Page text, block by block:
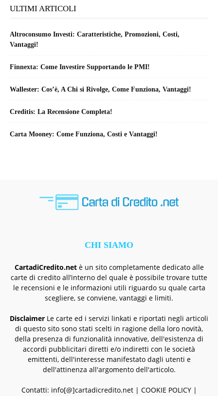
ULTIMI ARTICOLI
Altroconsumo Investi: Caratteristiche, Promozioni, Costi,
Vantaggi!
Finnexta: Come Investire Supportando le PMI!
Wallester: Cos’è, A Chi si Rivolge, Come Funziona, Vantaggi!
Creditis: La Recensione Completa!
Carta Mooney: Come Funziona, Costi e Vantaggi!
CHI SIAMO
CartadiCredito.netè un sito completamente dedicato alle
carte di credito all’interno del quale è possibile trovare tutte
le recensioni e le informazioni utili riguardo su quale carta
scegliere, se conviene, vantaggi e limiti.
Disclaimer Le carte ed i servizi linkati e riportati negli articoli
di questo sito sono stati scelti in ragione della loro novità,
della presenza di funzionalità innovative, dell'esistenza di
accordi pubblicitari diretti e/o indiretti con le società
emittenti, dell'interesse manifestato dagli utenti e
dell'attinenza all'argomento dell'articolo.
Contatti: info[@]cartadicredito.net | COOKIE POLICY|